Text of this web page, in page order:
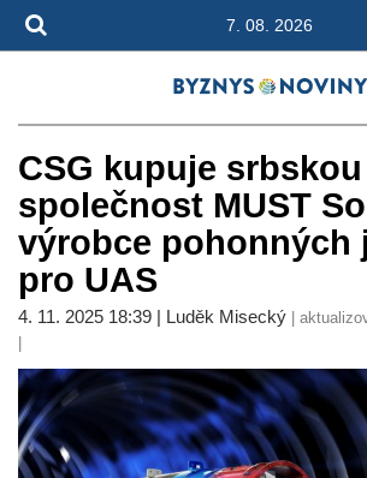
7. 08. 2026
CSG kupuje srbskou
společnost MUST
výrobce pohonných
pro UAS
4. 11. 2025 18:39 | Luděk Misecký |